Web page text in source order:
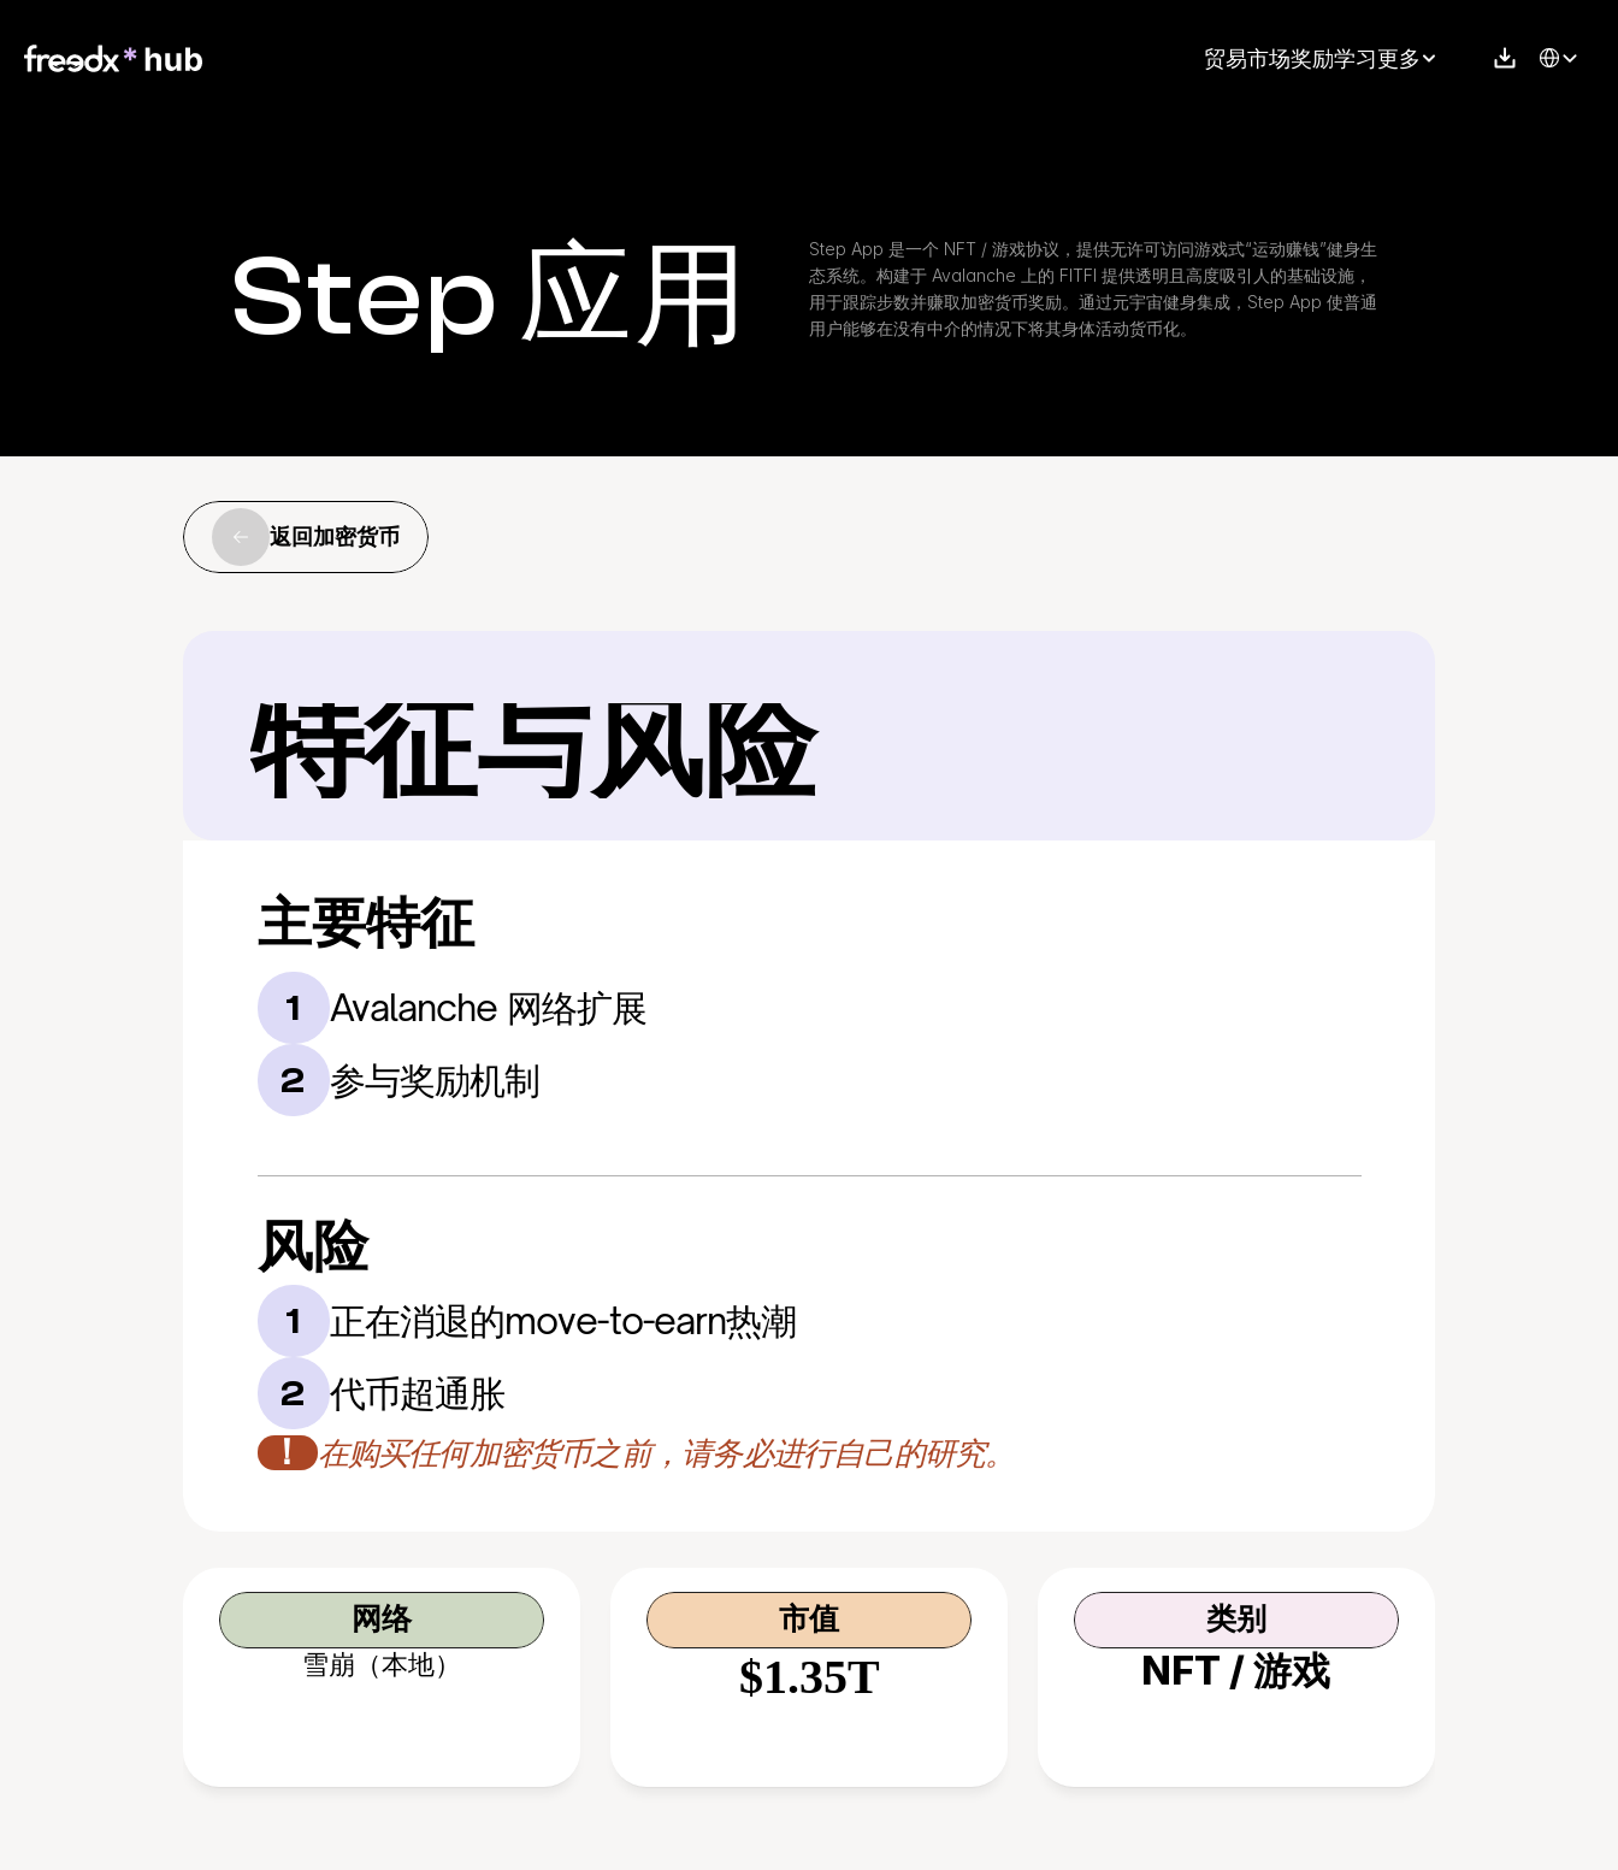
贸易市场奖励学习更多 Select
Step 应用
Step App 是一个 NFT / 游戏协议，提供无许可访问游戏式“运动赚钱”健身生
态系统。构建于 Avalanche 上的 FITFI 提供透明且高度吸引人的基础设施，
用于跟踪步数并赚取加密货币奖励。通过元宇宙健身集成，Step App 使普通
用户能够在没有中介的情况下将其身体活动货币化。
返回加密货币
特征与风险
主要特征
1 Avalanche 网络扩展
2 参与奖励机制
风险
1 正在消退的move-to-earn热潮
2 代币超通胀
！ 在购买任何加密货币之前，请务必进行自己的研究。
网络
雪崩（本地）
市值
$1.35T
类别
NFT / 游戏